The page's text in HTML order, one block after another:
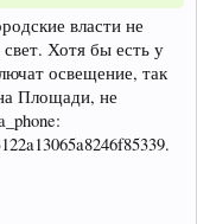
власти не
Хотя бы есть у
освещение, так
Площади, не